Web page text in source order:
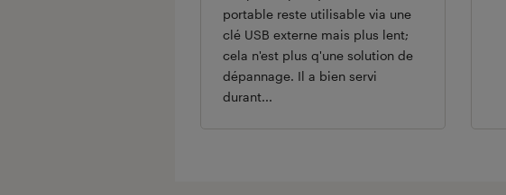
portable reste utilisable via une
clé USB externe mais plus lent;
cela n'est plus q'une solution de
dépannage. Il a bien servi
durant...